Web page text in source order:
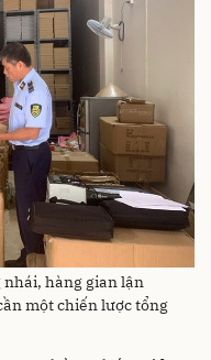
nhái, hàng gian lận
một chiến lược tổng